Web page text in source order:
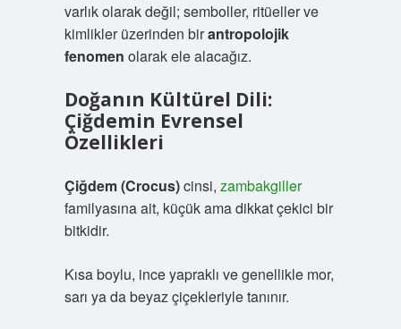
varlık olarak değil; semboller, ritüeller ve
kimlikler üzerinden birantropolojik
fenomen olarak ele alacağız.
Doğanın Kültürel Dili:
Çiğdemin Evrensel
Özellikleri
Çiğdem (Crocus)cinsi, zambakgiller
familyasına ait, küçük ama dikkat çekici bir
bitkidir.
Kısa boylu, ince yapraklı ve genellikle mor,
sarı ya da beyaz çiçekleriyle tanınır.